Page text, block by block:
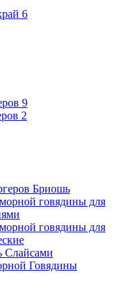
6
9
2
Бриошь
говядины для
говядины для
Слайсами
Говядины